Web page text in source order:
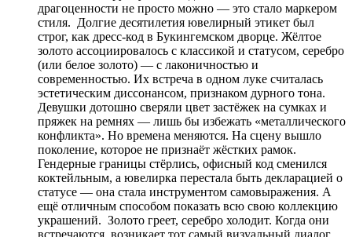
драгоценности не просто можно — это стало маркером
стиля. Долгие десятилетия ювелирный этикет был
строг, как дресс-код в Букингемском дворце. Жёлтое
золото ассоциировалось с классикой и статусом, серебро
(или белое золото) — с лаконичностью и
современностью. Их встреча в одном луке считалась
эстетическим диссонансом, признаком дурного тона.
Девушки дотошно сверяли цвет застёжек на сумках и
пряжек на ремнях — лишь бы избежать «металлического
конфликта». Но времена меняются. На сцену вышло
поколение, которое не признаёт жёстких рамок.
Гендерные границы стёрлись, офисный код сменился
коктейльным, а ювелирка перестала быть декларацией о
статусе — она стала инструментом самовыражения. А
ещё отличным способом показать всю свою коллекцию
украшений. Золото греет, серебро холодит. Когда они
встречаются, возникает тот самый визуальный диалог,